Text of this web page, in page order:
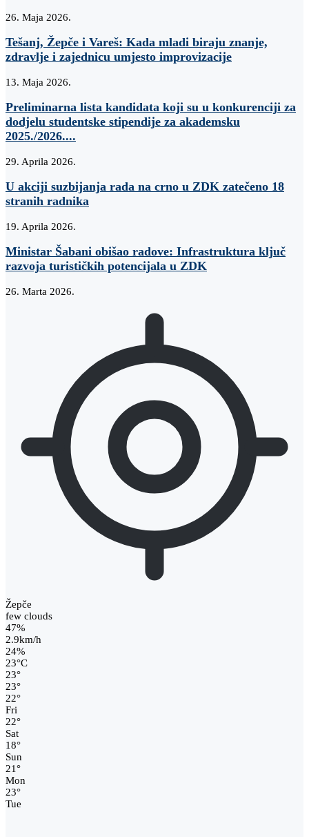
26. Maja 2026.
Tešanj, Žepče i Vareš: Kada mladi biraju znanje,
zdravlje i zajednicu umjesto improvizacije
13. Maja 2026.
Preliminarna lista kandidata koji su u konkurenciji za
dodjelu studentske stipendije za akademsku
2025./2026....
29. Aprila 2026.
U akciji suzbijanja rada na crno u ZDK zatečeno 18
stranih radnika
19. Aprila 2026.
Ministar Šabani obišao radove: Infrastruktura ključ
razvoja turističkih potencijala u ZDK
26. Marta 2026.
Žepče
few clouds
47%
2.9km/h
24%
23°C
23°
23°
22°
Fri
22°
Sat
18°
Sun
21°
Mon
23°
Tue